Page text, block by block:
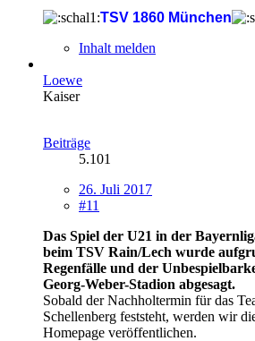
TSV 1860 München
Inhalt melden
Loewe
Kaiser
Beiträge
5.101
26. Juli 2017
#11
Das Spiel der U21 in der
beim TSV Rain/Lech wurde
Regenfälle und der
Georg-Weber-Stadion abgesagt.
Sobald der Nachholtermin für das
Schellenberg feststeht, werden wir
Homepage veröffentlichen.